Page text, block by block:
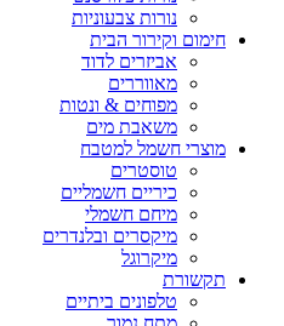
נורות צבעוניות
חימום וקירור הבית
אביזרים לדוד
מאווררים
מפוחים & ונטות
משאבת מים
מוצרי חשמל למטבח
טוסטרים
כיריים חשמליים
מיחם חשמלי
מיקסרים ובלנדרים
מיקרוגל
תקשורת
טלפונים ביתיים